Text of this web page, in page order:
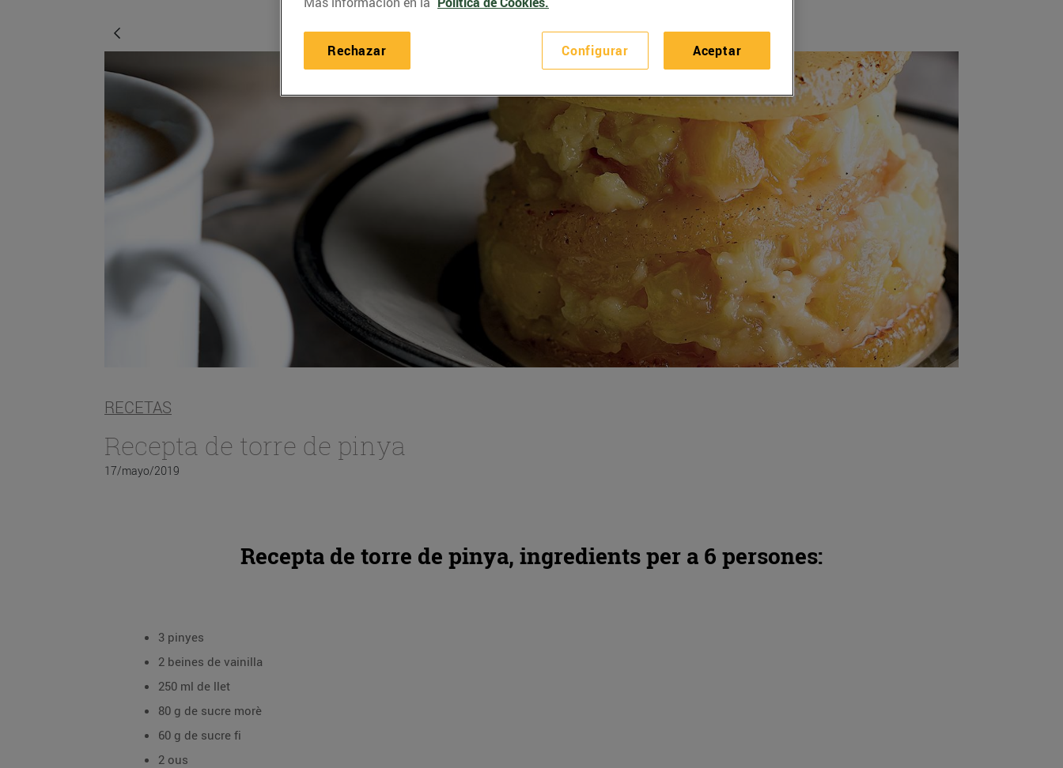
RECETAS
Recepta de torre de pinya
17/mayo/2019
Recepta de torre de pinya, ingredients per a 6 persones:
3 pinyes
2 beines de vainilla
250 ml de llet
80 g de sucre morè
60 g de sucre fi
2 ous
Configurar
Rechazar Aceptar